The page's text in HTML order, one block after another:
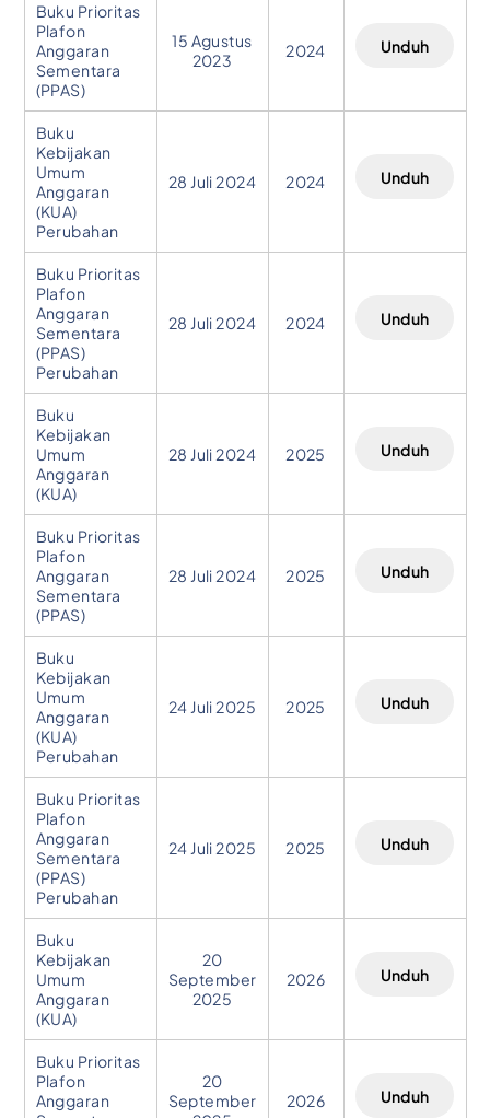
Buku Prioritas
Plafon
Anggaran
Sementara
(PPAS)
15 Agustus
2023
2024 Unduh
Buku
Kebijakan
Umum
Anggaran
(KUA)
Perubahan
28 Juli 2024 2024 Unduh
Buku Prioritas
Plafon
Anggaran
Sementara
(PPAS)
Perubahan
28 Juli 2024 2024 Unduh
Buku
Kebijakan
Umum
Anggaran
(KUA)
28 Juli 2024 2025 Unduh
Buku Prioritas
Plafon
Anggaran
Sementara
(PPAS)
28 Juli 2024 2025 Unduh
Buku
Kebijakan
Umum
Anggaran
(KUA)
Perubahan
24 Juli 2025 2025 Unduh
Buku Prioritas
Plafon
Anggaran
Sementara
(PPAS)
Perubahan
24 Juli 2025 2025 Unduh
Buku
Kebijakan
Umum
Anggaran
(KUA)
20
September
2025
2026 Unduh
Buku Prioritas
Plafon
Anggaran
20
September
2026 Unduh